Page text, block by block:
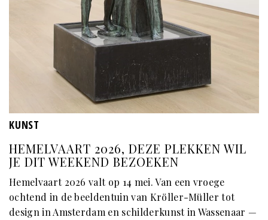
KUNST
HEMELVAART 2026, DEZE PLEKKEN WIL
JE DIT WEEKEND BEZOEKEN
Hemelvaart 2026 valt op 14 mei. Van een vroege
ochtend in de beeldentuin van Kröller-Müller tot
design in Amsterdam en schilderkunst in Wassenaar —